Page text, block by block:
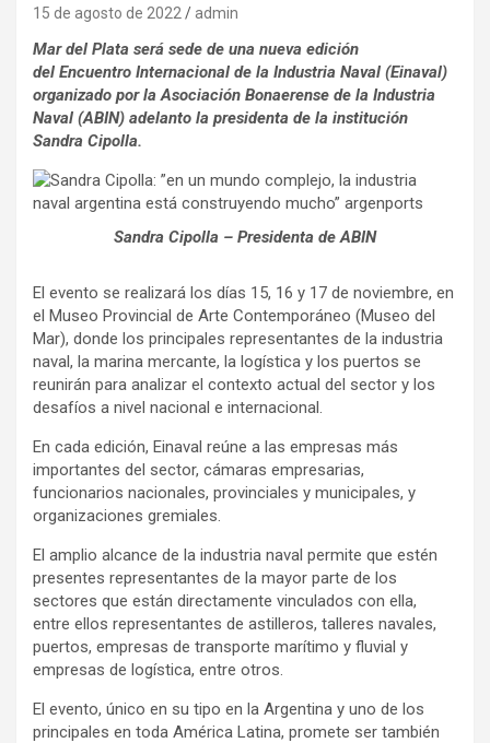
15 de agosto de 2022 admin
Mar del Plata será sede de una nueva edición
del Encuentro Internacional de la Industria Naval (Einaval)
organizado por la Asociación Bonaerense de la Industria
Naval (ABIN) adelanto la presidenta de la institución
Sandra Cipolla.
Sandra Cipolla – Presidenta de ABIN
El evento se realizará los días 15, 16 y 17 de noviembre, en
el Museo Provincial de Arte Contemporáneo (Museo del
Mar), donde los principales representantes de la industria
naval, la marina mercante, la logística y los puertos se
reunirán para analizar el contexto actual del sector y los
desafíos a nivel nacional e internacional.
En cada edición, Einaval reúne a las empresas más
importantes del sector, cámaras empresarias,
funcionarios nacionales, provinciales y municipales, y
organizaciones gremiales.
El amplio alcance de la industria naval permite que estén
presentes representantes de la mayor parte de los
sectores que están directamente vinculados con ella,
entre ellos representantes de astilleros, talleres navales,
puertos, empresas de transporte marítimo y fluvial y
empresas de logística, entre otros.
El evento, único en su tipo en la Argentina y uno de los
principales en toda América Latina, promete ser también